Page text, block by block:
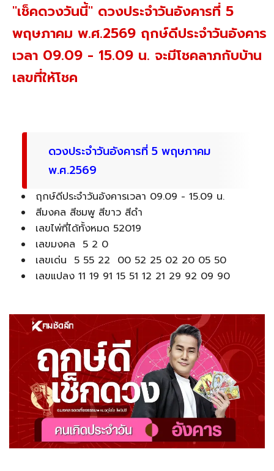
"เช็คดวงวันนี้" ดวงประจำวันอังคารที่ 5
พฤษภาคม พ.ศ.2569 ฤกษ์ดีประจำวันอังคาร
เวลา 09.09 - 15.09 น. จะมีโชคลาภกับบ้าน
เลขที่ให้โชค
ดวงประจำวันอังคารที่ 5 พฤษภาคม
พ.ศ.2569
ฤกษ์ดีประจำวันอังคารเวลา 09.09 - 15.09 น.
สีมงคล สีชมพู สีขาว สีดำ
เลขไพ่ที่ได้ทั้งหมด 52019
เลขมงคล 5 2 0
เลขเด่น 5 55 22 00 52 25 02 20 05 50
เลขแปลง 11 19 91 15 51 12 21 29 92 09 90